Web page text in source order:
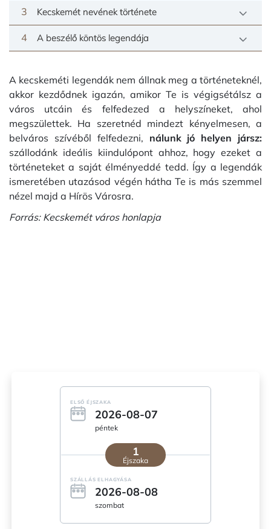
3 Kecskemét nevének története
4 A beszélő köntös legendája
A kecskeméti legendák nem állnak meg a történeteknél,
akkor kezdődnek igazán, amikor Te is végigsétálsz a
város utcáin és felfedezed a helyszíneket, ahol
megszülettek. Ha szeretnéd mindezt kényelmesen, a
belváros szívéből felfedezni, nálunk jó helyen jársz:
szállodánk ideális kiindulópont ahhoz, hogy ezeket a
történeteket a saját élményeddé tedd. Így a legendák
ismeretében utazásod végén hátha Te is más szemmel
nézel majd a Hírös Városra.
Forrás: Kecskemét város honlapja
ELSŐ ÉJSZAKA
2026-08-07
péntek
1
Éjszaka
SZÁLLÁS ELHAGYÁSA
2026-08-08
szombat